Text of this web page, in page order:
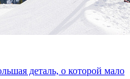
деталь, о которой мало